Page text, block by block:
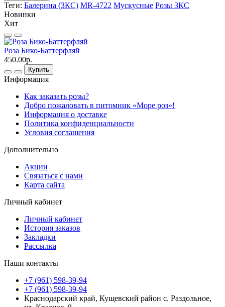
Теги: Балерина (ЗКС) MR-4722 Мускусные Розы ЗКС
Новинки
Хит
Роза Бико-Баттерфляй
450.00р.
Купить
Информация
Как заказать розы?
Добро пожаловать в питомник «Море роз»!
Информация о доставке
Политика конфиденциальности
Условия соглашения
Дополнительно
Акции
Связаться с нами
Карта сайта
Личный кабинет
Личный кабинет
История заказов
Закладки
Рассылка
Наши контакты
+7 (961) 598-39-94
+7 (961) 598-39-94
Краснодарский край, Кущевский район с. Раздольное,